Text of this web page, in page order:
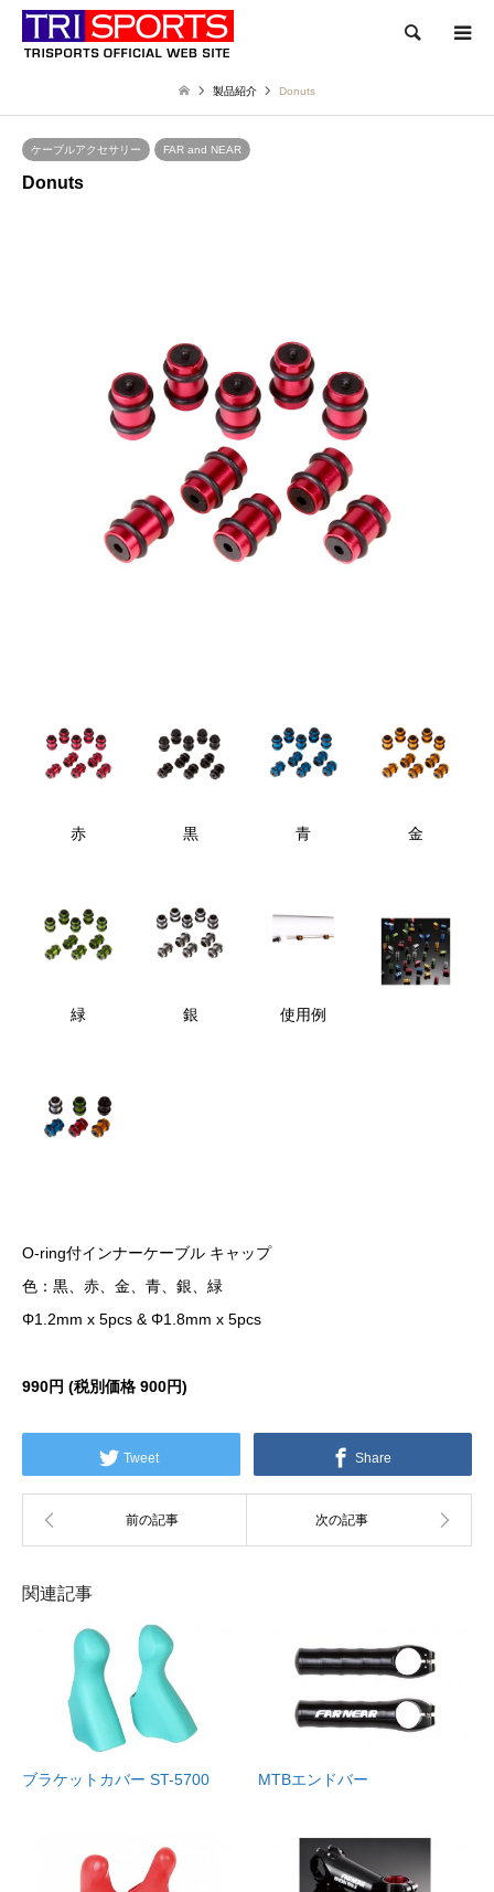
検索
製品紹介 Donuts
ケーブルアクセサリー FAR and NEAR
Donuts
赤 黒 青 金
緑 銀 使用例
O-ring付インナーケーブル キャップ
色：黒、赤、金、青、銀、緑
Φ1.2mm x 5pcs & Φ1.8mm x 5pcs
990円 (税別価格 900円)
Tweet Share
関連記事
ブラケットカバー ST-5700 MTBエンドバー